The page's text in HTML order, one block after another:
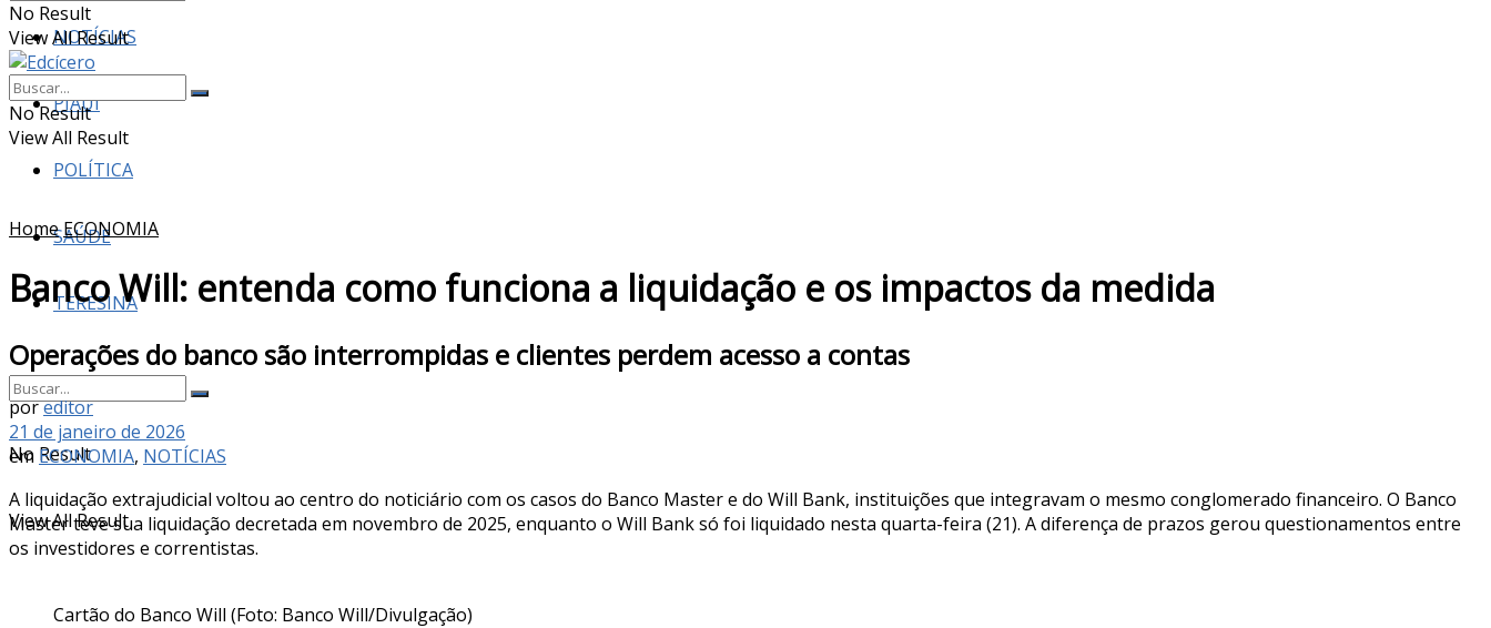
NOTÍCIAS
PIAUÍ
POLÍTICA
SAÚDE
TERESINA
No Result
View All Result
No Result
View All Result
No Result
View All Result
Home ECONOMIA
Banco Will: entenda como funciona a liquidação e os impactos da medida
Operações do banco são interrompidas e clientes perdem acesso a contas
poreditor
21 de janeiro de 2026
em ECONOMIA, NOTÍCIAS
A liquidação extrajudicial voltou ao centro do noticiário com os casos do Banco Master e do Will Bank, instituições que integravam o mesmo conglomerado financeiro. O Banco
Master teve sua liquidação decretada em novembro de 2025, enquanto o Will Bank só foi liquidado nesta quarta-feira (21). A diferença de prazos gerou questionamentos entre
os investidores e correntistas.
Cartão do Banco Will (Foto: Banco Will/Divulgação)